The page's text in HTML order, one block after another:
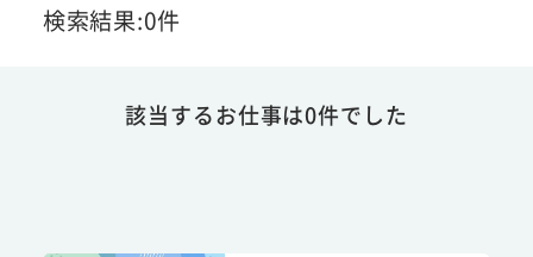
検索結果:0件
該当するお仕事は0件でした